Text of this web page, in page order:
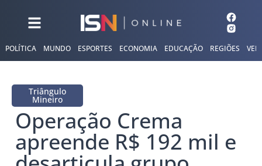
POLÍTICA MUNDO ESPORTES ECONOMIA EDUCAÇÃO REGIÕES
Triângulo
Mineiro
Operação Crema
apreende R$ 192 mil e